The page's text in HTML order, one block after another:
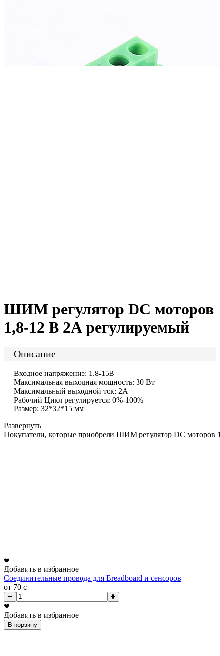
ШИМ регулятор DC моторов
1,8-12 В 2А регулируемый
Описание
Входное напряжение: 1.8-15В
Максимальная выходная мощность: 30 Вт
Максимальный выходной ток: 2A
Рабочий Цикл регулируется: 0%-100%
Размер: 32*32*15 мм
Развернуть
Покупатели, которые приобрели ШИМ регулятор DC моторов
Добавить в избранное
Соединительные провода для Breadboard и сенсоров
от 70 c
Добавить в избранное
В корзину